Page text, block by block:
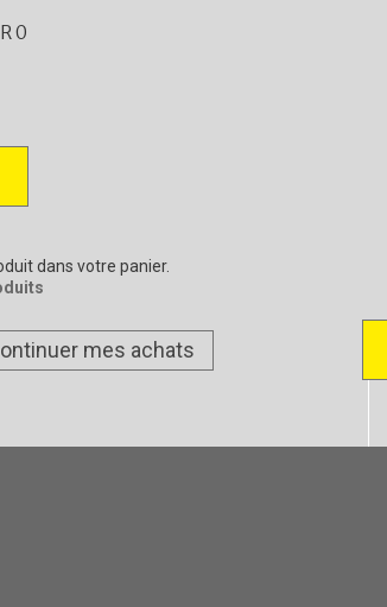
0
dans votre panier.
mes achats